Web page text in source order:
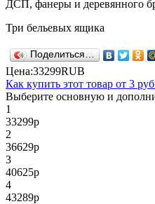
ДСП, фанеры и деревянного
Три бельевых ящика
Поделиться…
Цена:33299RUB
Как купить этот товар от 3
Выберите основную и
1
33299р
2
36629р
3
40625р
4
43289р